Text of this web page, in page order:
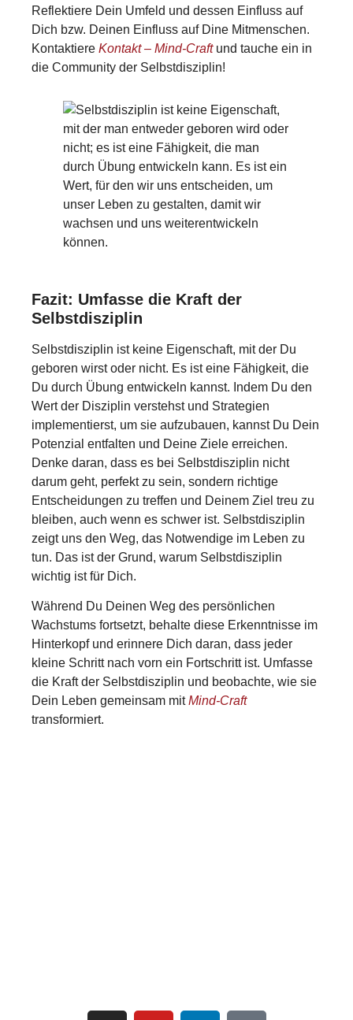
Reflektiere Dein Umfeld und dessen Einfluss auf
Dich bzw. Deinen Einfluss auf Dine Mitmenschen.
Kontaktiere Kontakt – Mind-Craftund tauche ein in
die Community der Selbstdisziplin!
Fazit: Umfasse die Kraft der
Selbstdisziplin
Selbstdisziplin ist keine Eigenschaft, mit der Du
geboren wirst oder nicht. Es ist eine Fähigkeit, die
Du durch Übung entwickeln kannst. Indem Du den
Wert der Disziplin verstehst und Strategien
implementierst, um sie aufzubauen, kannst Du Dein
Potenzial entfalten und Deine Ziele erreichen.
Denke daran, dass es bei Selbstdisziplin nicht
darum geht, perfekt zu sein, sondern richtige
Entscheidungen zu treffen und Deinem Ziel treu zu
bleiben, auch wenn es schwer ist. Selbstdisziplin
zeigt uns den Weg, das Notwendige im Leben zu
tun. Das ist der Grund, warum Selbstdisziplin
wichtig ist für Dich.
Während Du Deinen Weg des persönlichen
Wachstums fortsetzt, behalte diese Erkenntnisse im
Hinterkopf und erinnere Dich daran, dass jeder
kleine Schritt nach vorn ein Fortschritt ist. Umfasse
die Kraft der Selbstdisziplin und beobachte, wie sie
Dein Leben gemeinsam mitMind-Craft
transformiert.